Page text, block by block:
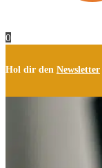
0
Hol dir den Newsletter